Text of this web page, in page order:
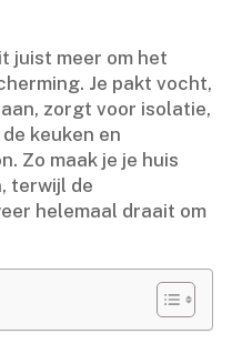
juist meer om het
Je pakt vocht,
zorgt voor isolatie,
keuken en
Zo maak je je huis
terwijl de
helemaal draait om